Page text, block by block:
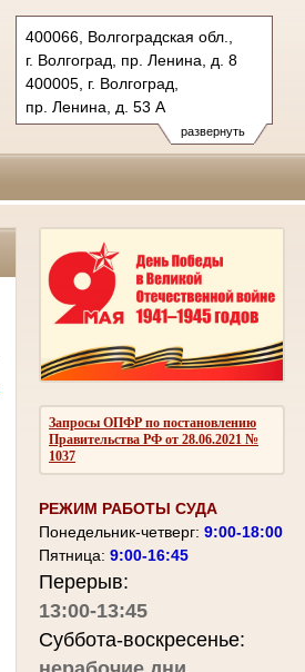
развернуть
400066, Волгоградская обл.,
г. Волгоград, пр. Ленина, д. 8
400005, г. Волгоград,
пр. Ленина, д. 53 А
Тел.: (8442) 38-21-98, 23-87-44
oblsud.vol@sudrf.ru
Запросы ОПФР по постановлению
Правительства РФ от 28.06.2021 №
1037
РЕЖИМ РАБОТЫ СУДА
Понедельник-четверг: 9:00-18:00
Пятница: 9:00-16:45
Перерыв:
13:00-13:45
Суббота-воскресенье: